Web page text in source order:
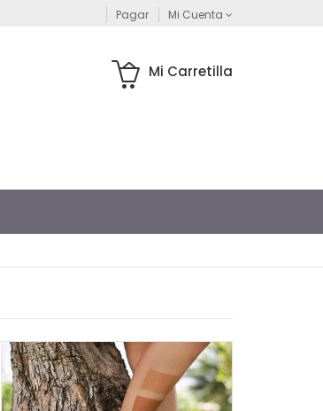
Pagar Mi Cuenta
Mi Carretilla